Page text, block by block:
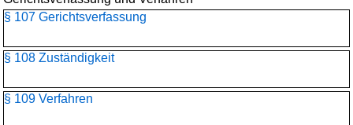
§ 107 Gerichtsverfassung
§ 108 Zuständigkeit
§ 109 Verfahren